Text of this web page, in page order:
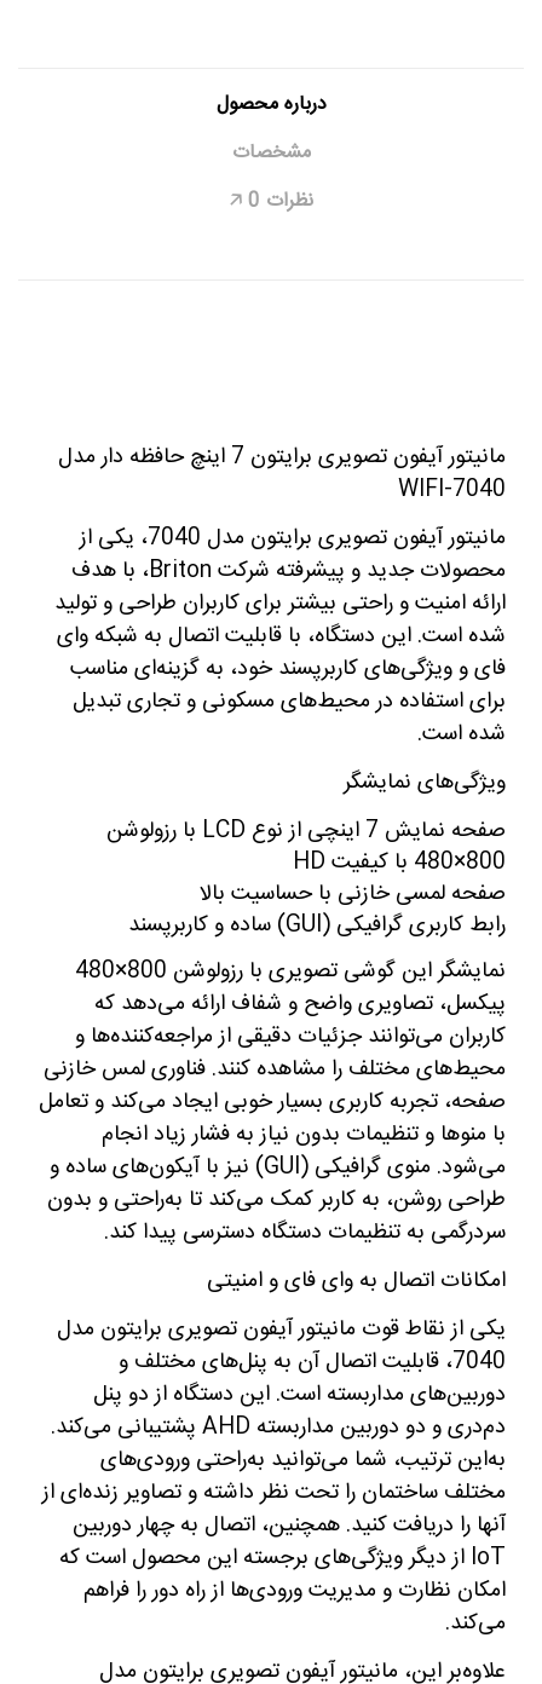
درباره محصول
مشخصات
نظرات 0
🡥
مانیتور آیفون تصویری برایتون 7 اینچ حافظه دار مدل
7040-WIFI
مانیتور آیفون تصویری برایتون مدل 7040، یکی از
محصولات جدید و پیشرفته شرکت Briton، با هدف
ارائه امنیت و راحتی بیشتر برای کاربران طراحی و تولید
شده است. این دستگاه، با قابلیت اتصال به شبکه وای
فای و ویژگی‌های کاربرپسند خود، به گزینه‌ای مناسب
برای استفاده در محیط‌های مسکونی و تجاری تبدیل
شده است.
ویژگی‌های نمایشگر
صفحه نمایش 7 اینچی از نوع LCD با رزولوشن
800×480 با کیفیت HD
صفحه لمسی خازنی با حساسیت بالا
رابط کاربری گرافیکی (GUI) ساده و کاربرپسند
نمایشگر این گوشی تصویری با رزولوشن 800×480
پیکسل، تصاویری واضح و شفاف ارائه می‌دهد که
کاربران می‌توانند جزئیات دقیقی از مراجعه‌کننده‌ها و
محیط‌های مختلف را مشاهده کنند. فناوری لمس خازنی
صفحه، تجربه کاربری بسیار خوبی ایجاد می‌کند و تعامل
با منوها و تنظیمات بدون نیاز به فشار زیاد انجام
می‌شود. منوی گرافیکی (GUI) نیز با آیکون‌های ساده و
طراحی روشن، به کاربر کمک می‌کند تا به‌راحتی و بدون
سردرگمی به تنظیمات دستگاه دسترسی پیدا کند.
امکانات اتصال به وای فای و امنیتی
یکی از نقاط قوت مانیتور آیفون تصویری برایتون مدل
7040، قابلیت اتصال آن به پنل‌های مختلف و
دوربین‌های مداربسته است. این دستگاه از دو پنل
دم‌دری و دو دوربین مداربسته AHD پشتیبانی می‌کند.
به‌این ترتیب، شما می‌توانید به‌راحتی ورودی‌های
مختلف ساختمان را تحت نظر داشته و تصاویر زنده‌ای از
آنها را دریافت کنید. همچنین، اتصال به چهار دوربین
IoT از دیگر ویژگی‌های برجسته این محصول است که
امکان نظارت و مدیریت ورودی‌ها از راه دور را فراهم
می‌کند.
علاوه‌بر این، مانیتور آیفون تصویری برایتون مدل